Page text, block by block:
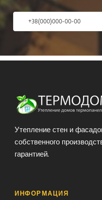
Утепление стен и
собственного
гарантией.
ИНФОРМАЦИЯ